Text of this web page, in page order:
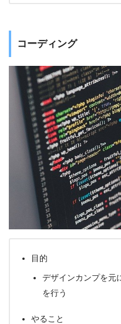
コーディング
目的
デザインカンプを元
を行う
やること